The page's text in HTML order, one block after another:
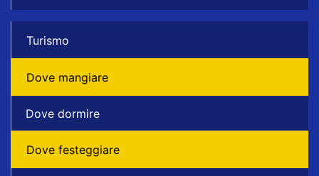
Turismo
Dove mangiare
Dove dormire
Dove festeggiare